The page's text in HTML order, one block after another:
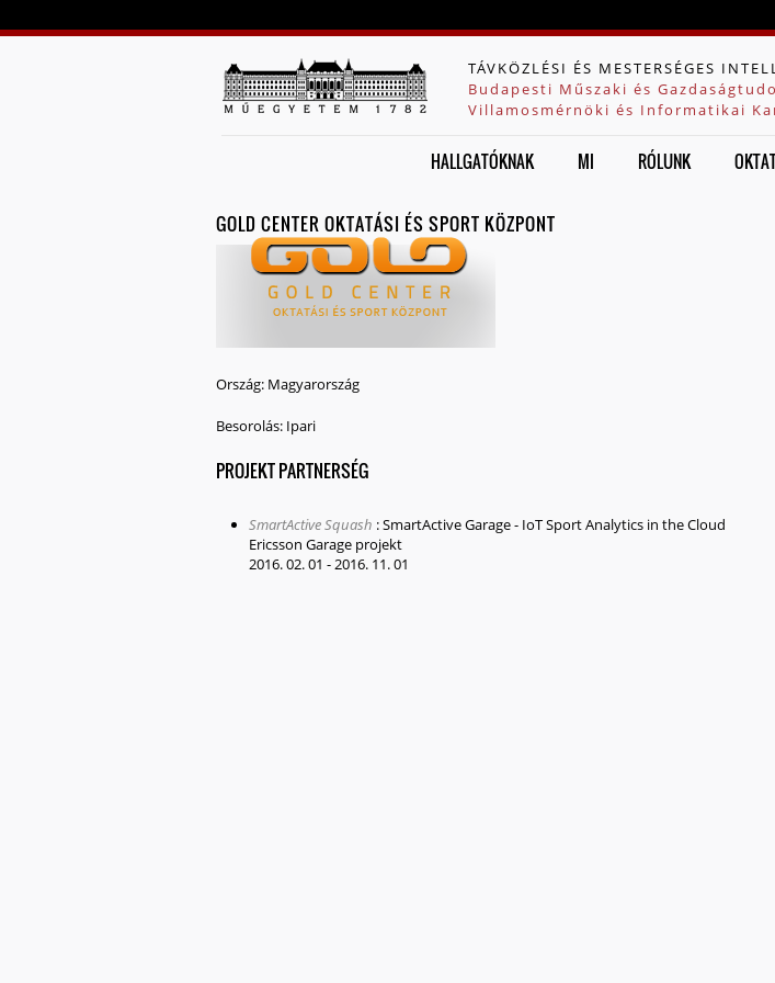
TÁVKÖZLÉSI ÉS MESTERSÉGES
Budapesti Műszaki és
Villamosmérnöki és Informatikai
HALLGATÓKNAK MI RÓLUNK
GOLD CENTER OKTATÁSI ÉS SPORT KÖZPONT
Ország: Magyarország
Besorolás: Ipari
PROJEKT PARTNERSÉG
SmartActive Squash :SmartActive Garage - IoT Sport Analytics in the Cloud
Ericsson Garage projekt
2016. 02. 01 - 2016. 11. 01